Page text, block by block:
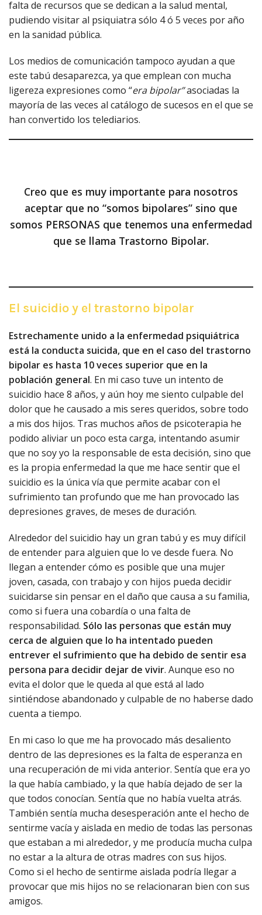
falta de recursos que se dedican a la salud mental,
pudiendo visitar al psiquiatra sólo 4 ó 5 veces por año
en la sanidad pública.
Los medios de comunicación tampoco ayudan a que
este tabú desaparezca, ya que emplean con mucha
ligereza expresiones como “era bipolar”asociadas la
mayoría de las veces al catálogo de sucesos en el que se
han convertido los telediarios.
Creo que es muy importante para nosotros
aceptar que no “somos bipolares” sino que
somos PERSONAS que tenemos una enfermedad
que se llama Trastorno Bipolar.
El suicidio y el trastorno bipolar
Estrechamente unido a la enfermedad psiquiátrica
está la conducta suicida, que en el caso del trastorno
bipolar es hasta 10 veces superior que en la
población general. En mi caso tuve un intento de
suicidio hace 8 años, y aún hoy me siento culpable del
dolor que he causado a mis seres queridos, sobre todo
a mis dos hijos. Tras muchos años de psicoterapia he
podido aliviar un poco esta carga, intentando asumir
que no soy yo la responsable de esta decisión, sino que
es la propia enfermedad la que me hace sentir que el
suicidio es la única vía que permite acabar con el
sufrimiento tan profundo que me han provocado las
depresiones graves, de meses de duración.
Alrededor del suicidio hay un gran tabú y es muy difícil
de entender para alguien que lo ve desde fuera. No
llegan a entender cómo es posible que una mujer
joven, casada, con trabajo y con hijos pueda decidir
suicidarse sin pensar en el daño que causa a su familia,
como si fuera una cobardía o una falta de
responsabilidad. Sólo las personas que están muy
cerca de alguien que lo ha intentado pueden
entrever el sufrimiento que ha debido de sentir esa
persona para decidir dejar de vivir. Aunque eso no
evita el dolor que le queda al que está al lado
sintiéndose abandonado y culpable de no haberse dado
cuenta a tiempo.
En mi caso lo que me ha provocado más desaliento
dentro de las depresiones es la falta de esperanza en
una recuperación de mi vida anterior. Sentía que era yo
la que había cambiado, y la que había dejado de ser la
que todos conocían. Sentía que no había vuelta atrás.
También sentía mucha desesperación ante el hecho de
sentirme vacía y aislada en medio de todas las personas
que estaban a mi alrededor, y me producía mucha culpa
no estar a la altura de otras madres con sus hijos.
Como si el hecho de sentirme aislada podría llegar a
provocar que mis hijos no se relacionaran bien con sus
amigos.